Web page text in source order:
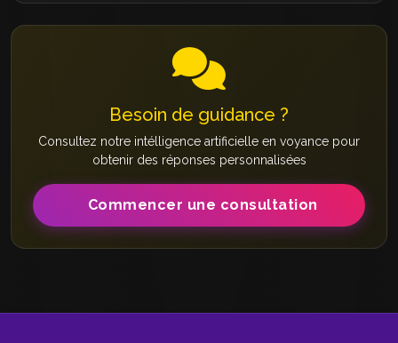
Besoin de guidance ?
Consultez notre intélligence artificielle en voyance pour
obtenir des réponses personnalisées
Commencer une consultation